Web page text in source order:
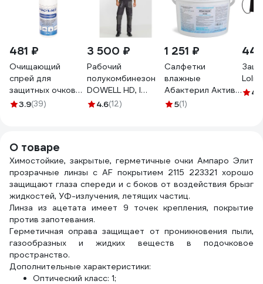
481 ₽
Очищающий
спрей для
защитных очков
РОСОМЗ 30 мл
3.9(39)
3 500 ₽
Рабочий
полукомбинезон
DOWELL HD, l
D81240-L
4.6(12)
1 251 ₽
Салфетки
влажные
Абактерил Актив
№200 12*18 см, в
5(1)
4
О товаре
Химостойкие, закрытые, герметичные очки Ампаро Элит
прозрачные линзы с AF покрытием 2115 223321 хорошо
защищают глаза спереди и с боков от воздействия брызг
жидкостей, УФ-излучения, летящих частиц.
Линза из ацетата имеет 9 точек крепления, покрытие
против запотевания.
Герметичная оправа защищает от проникновения пыли,
газообразных и жидких веществ в подочковое
пространство.
Дополнительные характеристики:
Оптический класс: 1;